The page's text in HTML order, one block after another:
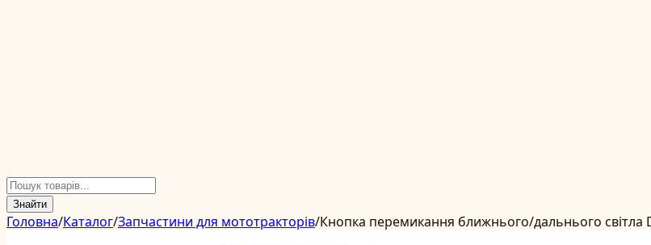
Знайти
Головна/Каталог/Запчастини для мототракторів/Кнопка перемикання ближнього/дальнього світла